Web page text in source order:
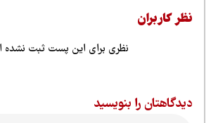
کاربران
نظری برای این پست ثبت نشده است.
را بنویسید